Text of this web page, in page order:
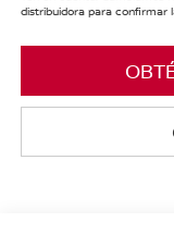
distribuidora para confirmar